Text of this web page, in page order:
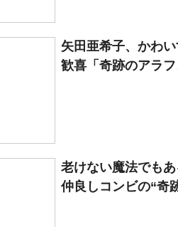
矢田亜希子、かわ
歓喜「奇跡のアラ
老けない魔法でも
仲良しコンビの“奇